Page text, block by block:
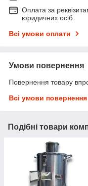
Оплата за
юридичних осіб
Всі умови оплати
Умови повернення
Повернення товару
Всі умови повернення
Подібні товари